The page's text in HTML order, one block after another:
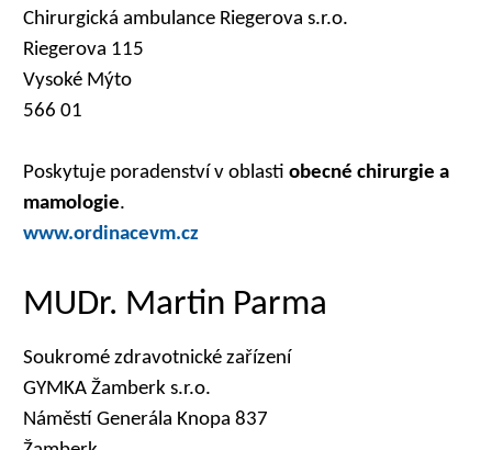
Chirurgická ambulance Riegerova s.r.o.
Riegerova 115
Vysoké Mýto
566 01
Poskytuje poradenství v oblastiobecné chirurgie a
mamologie.
www.ordinacevm.cz
MUDr. Martin Parma
Soukromé zdravotnické zařízení
GYMKA Žamberk s.r.o.
Náměstí Generála Knopa 837